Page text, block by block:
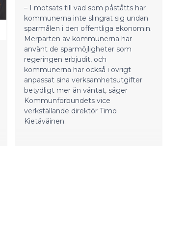
– I motsats till vad som påståtts har
kommunerna inte slingrat sig undan
sparmålen i den offentliga ekonomin.
Merparten av kommunerna har
använt de sparmöjligheter som
regeringen erbjudit, och
kommunerna har också i övrigt
anpassat sina verksamhetsutgifter
betydligt mer än väntat, säger
Kommunförbundets vice
verkställande direktör Timo
Kietäväinen.